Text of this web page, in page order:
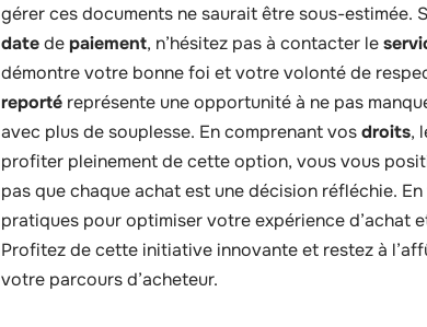
gérer ces documents ne saurait être sous-
datedepaiement, n’hésitez pas à contacter le
démontre votre bonne foi et votre volonté de
reporté représente une opportunité à ne pas
avec plus de souplesse. En comprenant vosdroits,
profiter pleinement de cette option, vous vous
pas que chaque achat est une décision réfléchie.
pratiques pour optimiser votre expérience d’achat
Profitez de cette initiative innovante et restez à
votre parcours d’acheteur.